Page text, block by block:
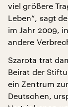
viel größere
Leben“, sagt
im Jahr 2009,
andere
Szarota trat
Beirat der
ein Zentrum
Deutschen,